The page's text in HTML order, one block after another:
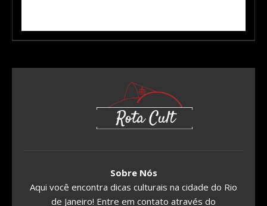
Sobre Nós
Aqui você encontra dicas culturais na cidade do Rio
de Janeiro! Entre em contato através do